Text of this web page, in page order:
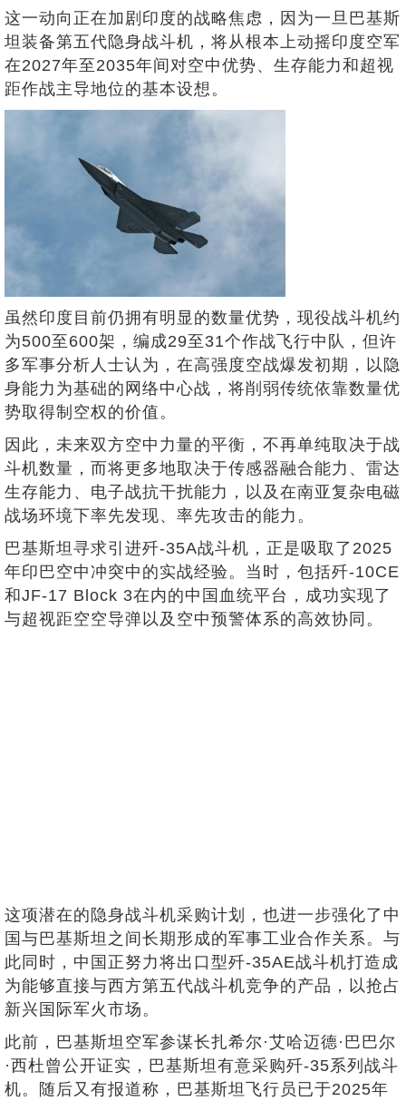
这一动向正在加剧印度的战略焦虑，因为一旦巴基斯
坦装备第五代隐身战斗机，将从根本上动摇印度空军
在2027年至2035年间对空中优势、生存能力和超视
距作战主导地位的基本设想。
虽然印度目前仍拥有明显的数量优势，现役战斗机约
为500至600架，编成29至31个作战飞行中队，但许
多军事分析人士认为，在高强度空战爆发初期，以隐
身能力为基础的网络中心战，将削弱传统依靠数量优
势取得制空权的价值。
因此，未来双方空中力量的平衡，不再单纯取决于战
斗机数量，而将更多地取决于传感器融合能力、雷达
生存能力、电子战抗干扰能力，以及在南亚复杂电磁
战场环境下率先发现、率先攻击的能力。
巴基斯坦寻求引进歼-35A战斗机，正是吸取了2025
年印巴空中冲突中的实战经验。当时，包括歼-10CE
和JF-17 Block 3在内的中国血统平台，成功实现了
与超视距空空导弹以及空中预警体系的高效协同。
这项潜在的隐身战斗机采购计划，也进一步强化了中
国与巴基斯坦之间长期形成的军事工业合作关系。与
此同时，中国正努力将出口型歼-35AE战斗机打造成
为能够直接与西方第五代战斗机竞争的产品，以抢占
新兴国际军火市场。
此前，巴基斯坦空军参谋长扎希尔·艾哈迈德·巴巴尔
·西杜曾公开证实，巴基斯坦有意采购歼-35系列战斗
机。随后又有报道称，巴基斯坦飞行员已于2025年